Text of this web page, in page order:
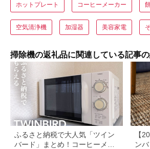
ホットプレート コーヒーメーカー
空気清浄機 加湿器 美容家電
掃除機の返礼品に関連している記事
ふるさと納税で大人気「ツイン
バード」まとめ！コーヒーメー
【
ン